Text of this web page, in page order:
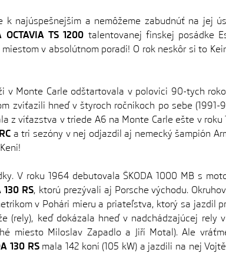
k najúspešnejším a nemôžeme zabudnúť na jej
OCTAVIA TS 1200 talentovanej fínskej posádke
v absolútnom poradí! O rok neskôr si to
Monte Carle odštartovala v polovici 90-tych
zvíťazili hneď v štyroch ročníkoch po sebe
z víťazstva v triede A6 na Monte Carle ešte v
a tri sezóny v nej odjazdil aj nemecký šampión
V roku 1964 debutovala ŠKODA 1000 MB s
130 RS, ktorú prezývali aj Porsche východu.
v Pohári mieru a priateľstva, ktorý sa jazdil
(rely), keď dokázala hneď v nadchádzajúcej rely
miesto Miloslav Zapadlo a Jiří Motal). Ale
130 RSmala 142 koní (105 kW) a jazdili na nej